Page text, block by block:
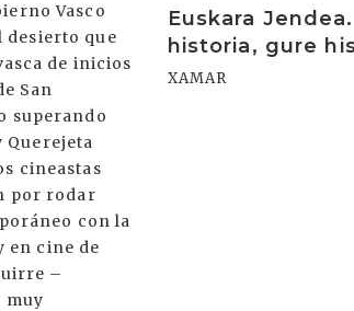
Vasco
desierto que
de inicios
San
superando
Querejeta
cineastas
por rodar
con la
en cine de
–
muy
Euskara
historia, gure
XAMAR